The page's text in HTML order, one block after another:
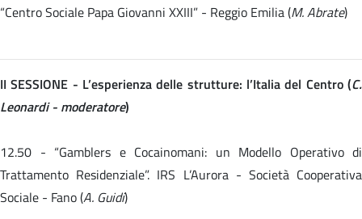
“Centro Sociale Papa Giovanni XXIII” - Reggio Emilia (M. Abrate)
II SESSIONE - L’esperienza delle strutture: l’Italia del Centro (C.
Leonardi - moderatore)
12.50 - “Gamblers e Cocainomani: un Modello Operativo di
Trattamento Residenziale”. IRS L’Aurora - Società Cooperativa
Sociale - Fano (A. Guidi)